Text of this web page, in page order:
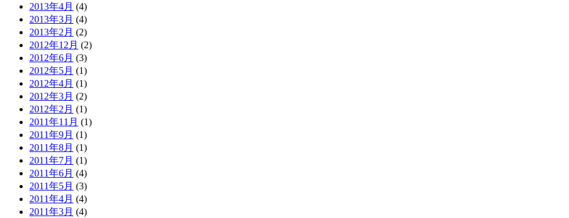
2013年4月 (4)
2013年3月 (4)
2013年2月 (2)
2012年12月 (2)
2012年6月 (3)
2012年5月 (1)
2012年4月 (1)
2012年3月 (2)
2012年2月 (1)
2011年11月 (1)
2011年9月 (1)
2011年8月 (1)
2011年7月 (1)
2011年6月 (4)
2011年5月 (3)
2011年4月 (4)
2011年3月 (4)